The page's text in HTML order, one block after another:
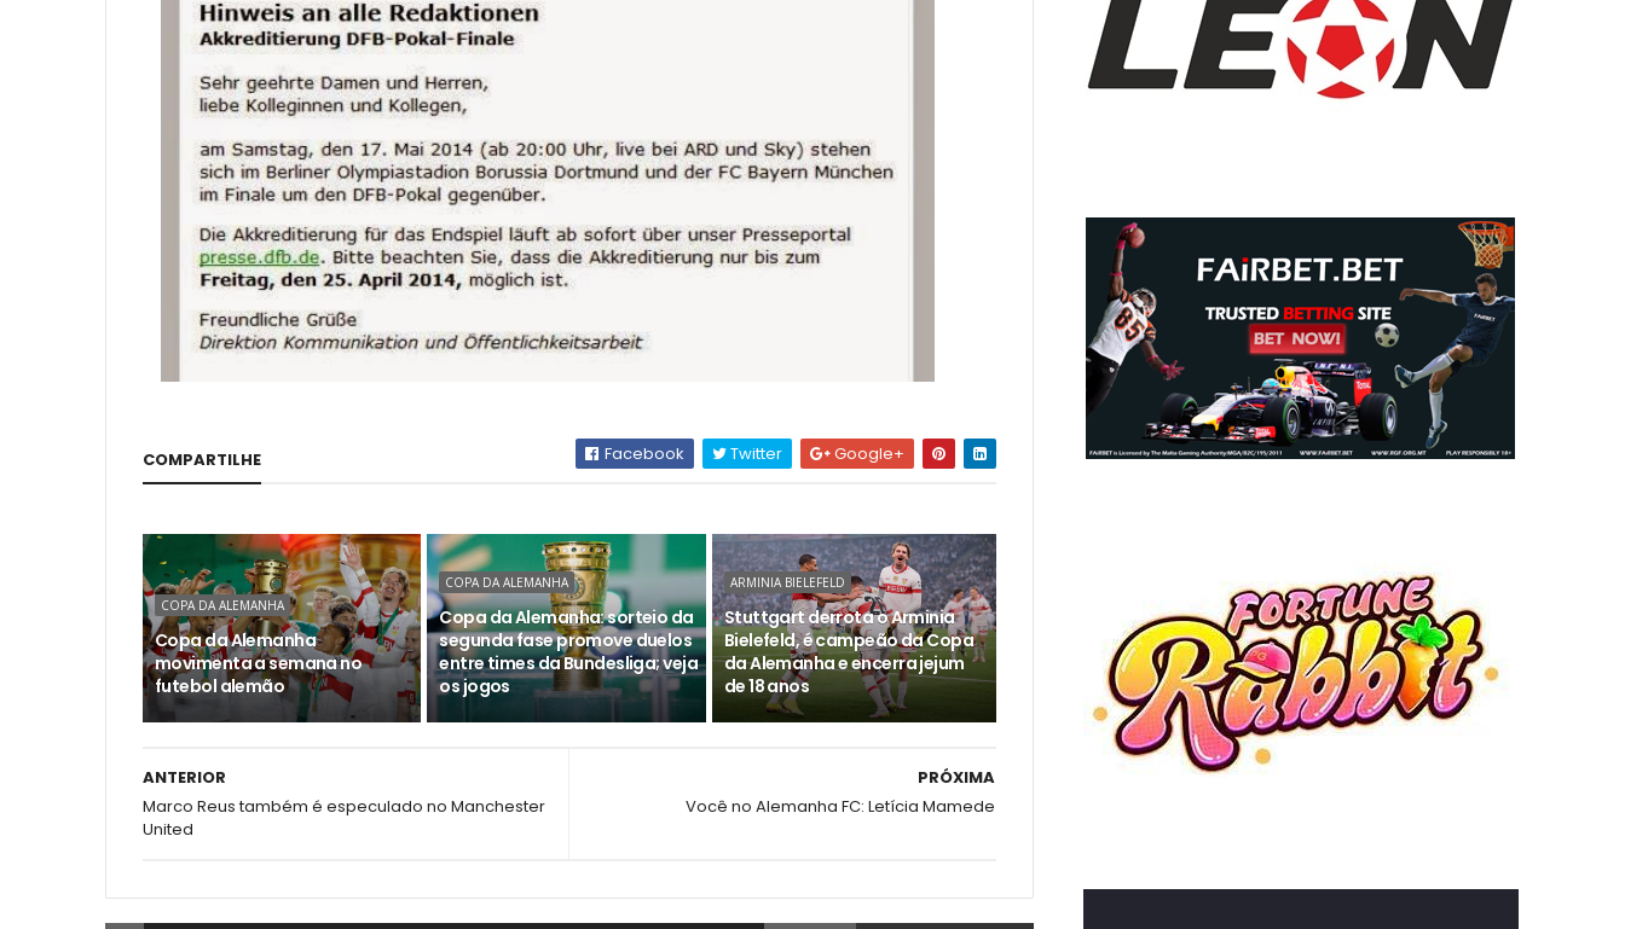
COMPARTILHE Facebook Twitter Google+
COPA DA ALEMANHA
Copa da Alemanha
movimenta a semana no
futebol alemão
COPA DA ALEMANHA
Copa da Alemanha: sorteio da
segunda fase promove duelos
entre times da Bundesliga; veja
os jogos
ARMINIA BIELEFELD
Stuttgart derrota o Arminia
Bielefeld, é campeão da Copa
da Alemanha e encerra jejum
de 18 anos
PRÓXIMA
Você no Alemanha FC: Letícia Mamede
ANTERIOR
Marco Reus também é especulado no Manchester
United